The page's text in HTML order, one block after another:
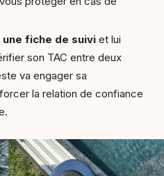
fiche de suivi et lui
son TAC entre deux
va engager sa
la relation de confiance